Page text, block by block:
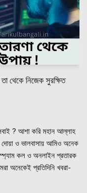
থেকে নিজেক সুরক্ষিত
? আশা করি মহান আল্লাহ
ও ভালবাসায় আমিও অনেক
কল ও অনলাইন প্রতারক
অনেকেই প্রতিদিনি খবরা-